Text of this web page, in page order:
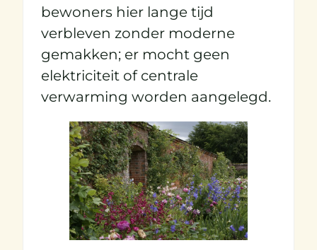
bewoners hier lange tijd
verbleven zonder moderne
gemakken; er mocht geen
elektriciteit of centrale
verwarming worden aangelegd.